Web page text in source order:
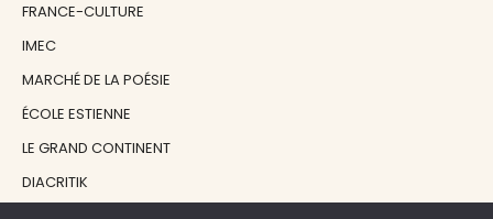
FRANCE-CULTURE
IMEC
MARCHÉ DE LA POÉSIE
ÉCOLE ESTIENNE
LE GRAND CONTINENT
DIACRITIK